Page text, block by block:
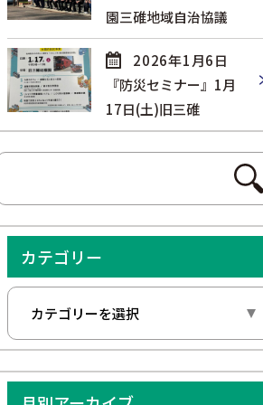
園三碓地域自治協議
2026年1月6日
『防災セミナー』1月
17日(土)旧三碓
カテゴリー